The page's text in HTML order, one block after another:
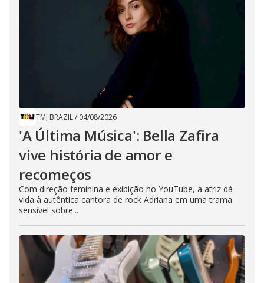
TMJ BRAZIL/ 04/08/2026
'A Última Música': Bella Zafira
vive história de amor e
recomeços
Com direção feminina e exibição no YouTube, a atriz dá
vida à autêntica cantora de rock Adriana em uma trama
sensível sobre...